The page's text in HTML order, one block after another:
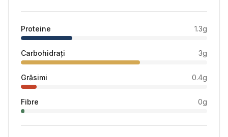
Proteine 1.3g
Carbohidrați 3g
Grăsimi 0.4g
Fibre 0g